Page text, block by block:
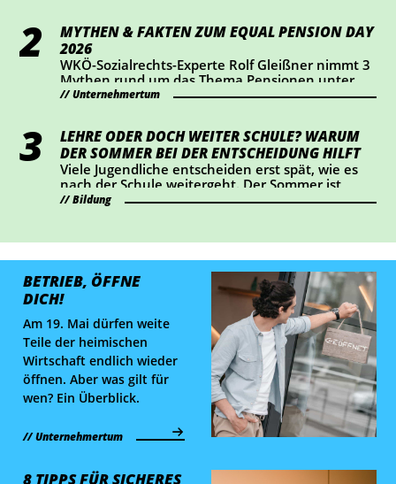
sollte jetzt prüfen, ob Handlungsbedarf besteht.
MYTHEN & FAKTEN ZUM EQUAL PENSION DAY
2026
WKÖ-Sozialrechts-Experte Rolf Gleißner nimmt 3
Mythen rund um das Thema Pensionen unter
die Lupe und liefert Fakten.
Unternehmertum
LEHRE ODER DOCH WEITER SCHULE? WARUM
DER SOMMER BEI DER ENTSCHEIDUNG HILFT
Viele Jugendliche entscheiden erst spät, wie es
nach der Schule weitergeht. Der Sommer ist
ideal, um Lehrberufe auszuprobieren und Fragen
Bildung
BETRIEB, ÖFFNE
DICH!
Am 19. Mai dürfen weite
Teile der heimischen
Wirtschaft endlich wieder
öffnen. Aber was gilt für
wen? Ein Überblick.
Unternehmertum
8 TIPPS FÜR SICHERES